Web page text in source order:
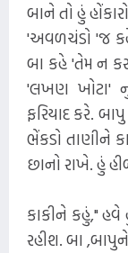
બાને તો હું
'અવળચંડો 'જ
બા કહે 'તેમ ન
'લખણ ખોટા'
ફરિયાદ કરે.
ભેંકડો તાણીને
છાનો રાખે. હું
કાકીને કહું," હવે
રહીશ. બા